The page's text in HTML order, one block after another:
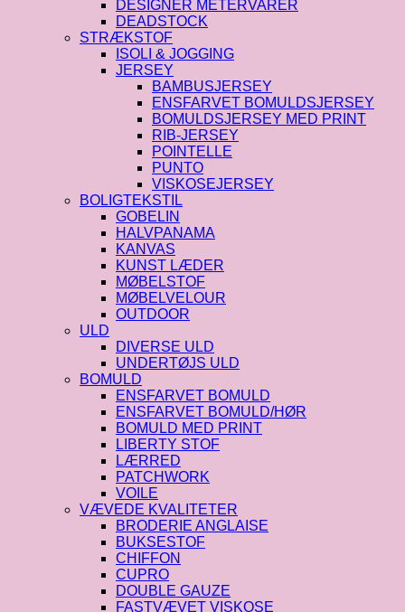
DESIGNER METERVARER
DEADSTOCK
STRÆKSTOF
ISOLI & JOGGING
JERSEY
BAMBUSJERSEY
ENSFARVET BOMULDSJERSEY
BOMULDSJERSEY MED PRINT
RIB-JERSEY
POINTELLE
PUNTO
VISKOSEJERSEY
BOLIGTEKSTIL
GOBELIN
HALVPANAMA
KANVAS
KUNST LÆDER
MØBELSTOF
MØBELVELOUR
OUTDOOR
ULD
DIVERSE ULD
UNDERTØJS ULD
BOMULD
ENSFARVET BOMULD
ENSFARVET BOMULD/HØR
BOMULD MED PRINT
LIBERTY STOF
LÆRRED
PATCHWORK
VOILE
VÆVEDE KVALITETER
BRODERIE ANGLAISE
BUKSESTOF
CHIFFON
CUPRO
DOUBLE GAUZE
FASTVÆVET VISKOSE